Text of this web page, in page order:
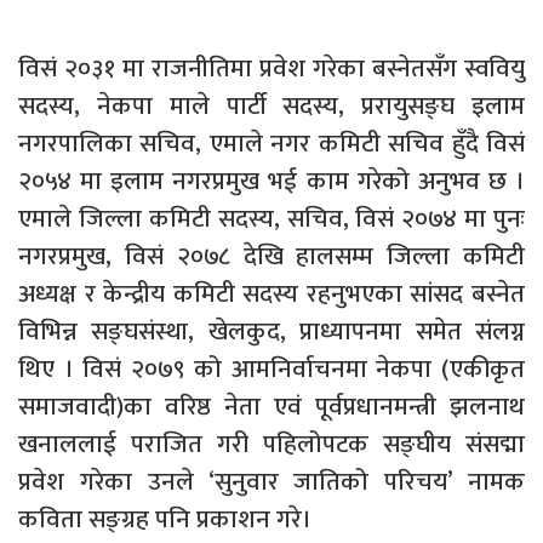
विसं २०३१ मा राजनीतिमा प्रवेश गरेका बस्नेतसँग स्ववियु
सदस्य, नेकपा माले पार्टी सदस्य, प्ररायुसङ्घ इलाम
नगरपालिका सचिव, एमाले नगर कमिटी सचिव हुँदै विसं
२०५४ मा इलाम नगरप्रमुख भई काम गरेको अनुभव छ ।
एमाले जिल्ला कमिटी सदस्य, सचिव, विसं २०७४ मा पुनः
नगरप्रमुख, विसं २०७८ देखि हालसम्म जिल्ला कमिटी
अध्यक्ष र केन्द्रीय कमिटी सदस्य रहनुभएका सांसद बस्नेत
विभिन्न सङ्घसंस्था, खेलकुद, प्राध्यापनमा समेत संलग्न
थिए । विसं २०७९ को आमनिर्वाचनमा नेकपा (एकीकृत
समाजवादी)का वरिष्ठ नेता एवं पूर्वप्रधानमन्त्री झलनाथ
खनाललाई पराजित गरी पहिलोपटक सङ्घीय संसद्मा
प्रवेश गरेका उनले ‘सुनुवार जातिको परिचय’ नामक
कविता सङ्ग्रह पनि प्रकाशन गरे।